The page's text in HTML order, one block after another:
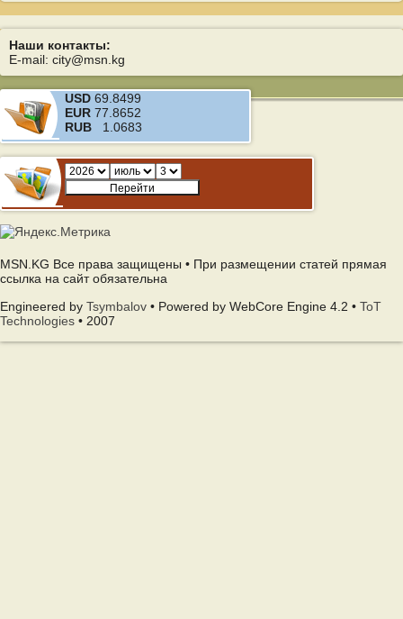
Наши контакты:
E-mail: city@msn.kg
USD 69.8499
EUR 77.8652
RUB 1.0683
MSN.KG Все права защищены • При размещении статей прямая
ссылка на сайт обязательна
Engineered by Tsymbalov • Powered by WebCore Engine 4.2 • ToT
Technologies • 2007